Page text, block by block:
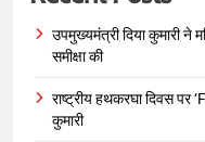
उपमुख्यमंत्री दिया कुमारी ने
समीक्षा की
राष्ट्रीय हथकरघा दिवस पर
कुमारी